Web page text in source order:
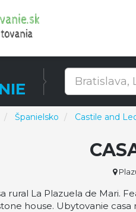
Španielsko Castile and
rural La Plazuela de Mari.
house. Ubytovanie casa